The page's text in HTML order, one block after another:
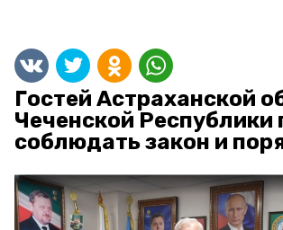
Гостей Астраханской
Чеченской Республики
соблюдать закон и